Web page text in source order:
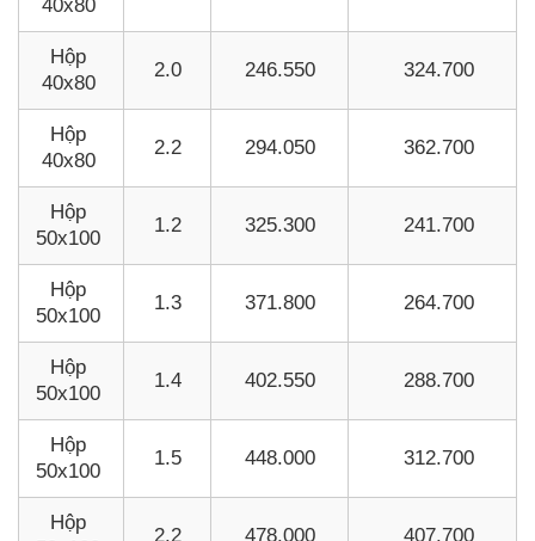
40x80
Hộp
40x80
2.0 246.550 324.700
Hộp
40x80
2.2 294.050 362.700
Hộp
50x100
1.2 325.300 241.700
Hộp
50x100
1.3 371.800 264.700
Hộp
50x100
1.4 402.550 288.700
Hộp
50x100
1.5 448.000 312.700
Hộp
2.2 478.000 407.700